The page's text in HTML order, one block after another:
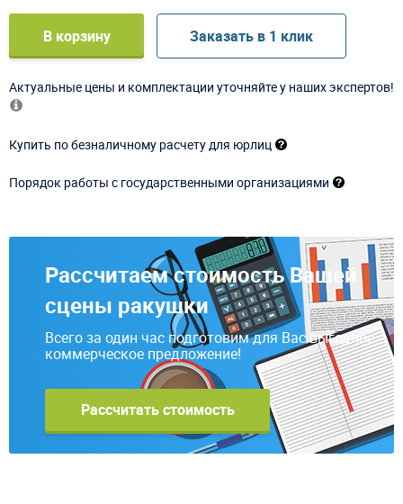
В корзину Заказать в 1 клик
Актуальные цены и комплектации уточняйте у наших экспертов!
Купить по безналичному расчету для юрлиц
Порядок работы с государственными организациями
Рассчитаем стоимость Вашей
сцены ракушки
Всего за один час подготовим для Вас выгодное
коммерческое предложение!
Рассчитать стоимость